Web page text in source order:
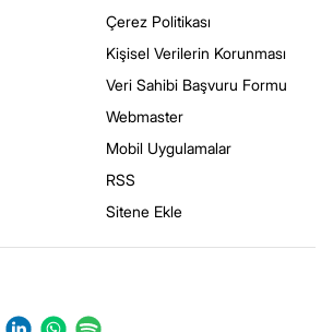
Çerez Politikası
Kişisel Verilerin Korunması
Veri Sahibi Başvuru Formu
Webmaster
Mobil Uygulamalar
RSS
Sitene Ekle